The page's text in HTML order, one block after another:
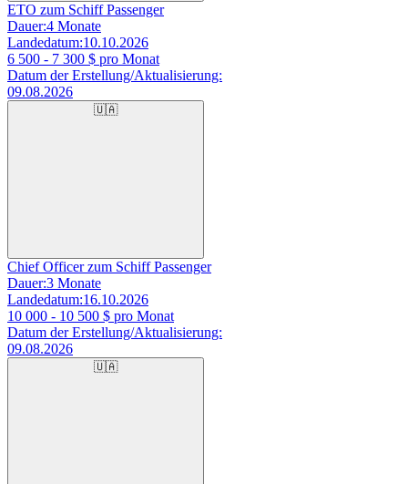
ETO zum Schiff Passenger
Dauer:4 Monate
Landedatum:10.10.2026
6 500 - 7 300 $ pro Monat
Datum der Erstellung/Aktualisierung:
09.08.2026
🇺🇦
Chief Officer zum Schiff Passenger
Dauer:3 Monate
Landedatum:16.10.2026
10 000 - 10 500 $ pro Monat
Datum der Erstellung/Aktualisierung:
09.08.2026
🇺🇦